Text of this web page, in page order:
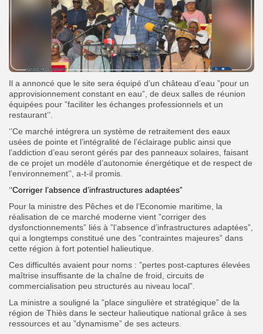
Il a annoncé que le site sera équipé d’un château d’eau ”pour un
approvisionnement constant en eau”, de deux salles de réunion
équipées pour ”faciliter les échanges professionnels et un
restaurant’’.
‘’Ce marché intégrera un système de retraitement des eaux
usées de pointe et l’intégralité de l’éclairage public ainsi que
l’addiction d’eau seront gérés par des panneaux solaires, faisant
de ce projet un modèle d’autonomie énergétique et de respect de
l’environnement’’, a-t-il promis.
‘‘Corriger l’absence d’infrastructures adaptées”
Pour la ministre des Pêches et de l’Economie maritime, la
réalisation de ce marché moderne vient ”corriger des
dysfonctionnements” liés à ”l’absence d’infrastructures adaptées”,
qui a longtemps constitué une des ”contraintes majeures” dans
cette région à fort potentiel halieutique.
Ces difficultés avaient pour noms : ”pertes post-captures élevées
maîtrise insuffisante de la chaîne de froid, circuits de
commercialisation peu structurés au niveau local”.
La ministre a souligné la ”place singulière et stratégique” de la
région de Thiès dans le secteur halieutique national grâce à ses
ressources et au ”dynamisme” de ses acteurs.